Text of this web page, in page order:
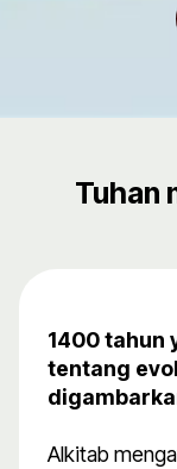
Tuhan
1400 tahun
tentang
Alkitab